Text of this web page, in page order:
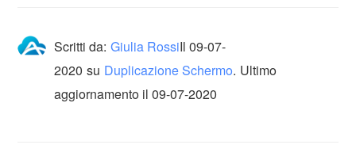
Scritti da: Giulia RossiIl09-07-
2020 su Duplicazione Schermo. Ultimo
aggiornamento il 09-07-2020